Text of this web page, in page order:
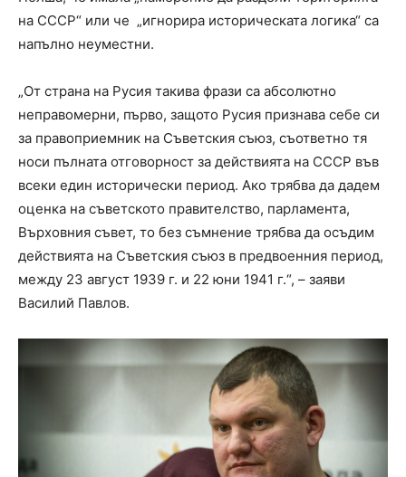
на СССР“ или че „игнорира историческата логика“ са
напълно неуместни.
„От страна на Русия такива фрази са абсолютно
неправомерни, първо, защото Русия признава себе си
за правоприемник на Съветския съюз, съответно тя
носи пълната отговорност за действията на СССР във
всеки един исторически период. Ако трябва да дадем
оценка на съветското правителство, парламента,
Върховния съвет, то без съмнение трябва да осъдим
действията на Съветския съюз в предвоенния период,
между 23 август 1939 г. и 22 юни 1941 г.“, – заяви
Василий Павлов.